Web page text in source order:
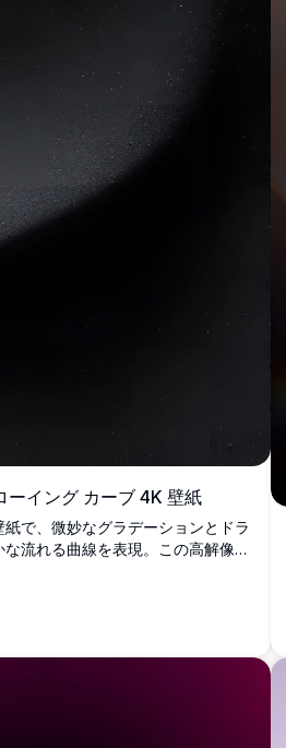
ーイング カーブ 4K 壁紙
で、微妙なグラデーションとドラ
流れる曲線を表現。この高解像度
最適です。